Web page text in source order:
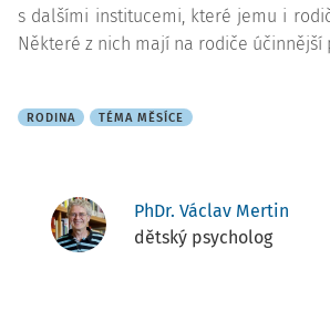
s dalšími institucemi, které jemu i
Některé z nich mají na rodiče účinnější
RODINA TÉMA MĚSÍCE
PhDr. Václav Mertin
dětský psycholog